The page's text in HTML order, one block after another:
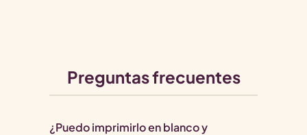
Preguntas frecuentes
¿Puedo imprimirlo en blanco y